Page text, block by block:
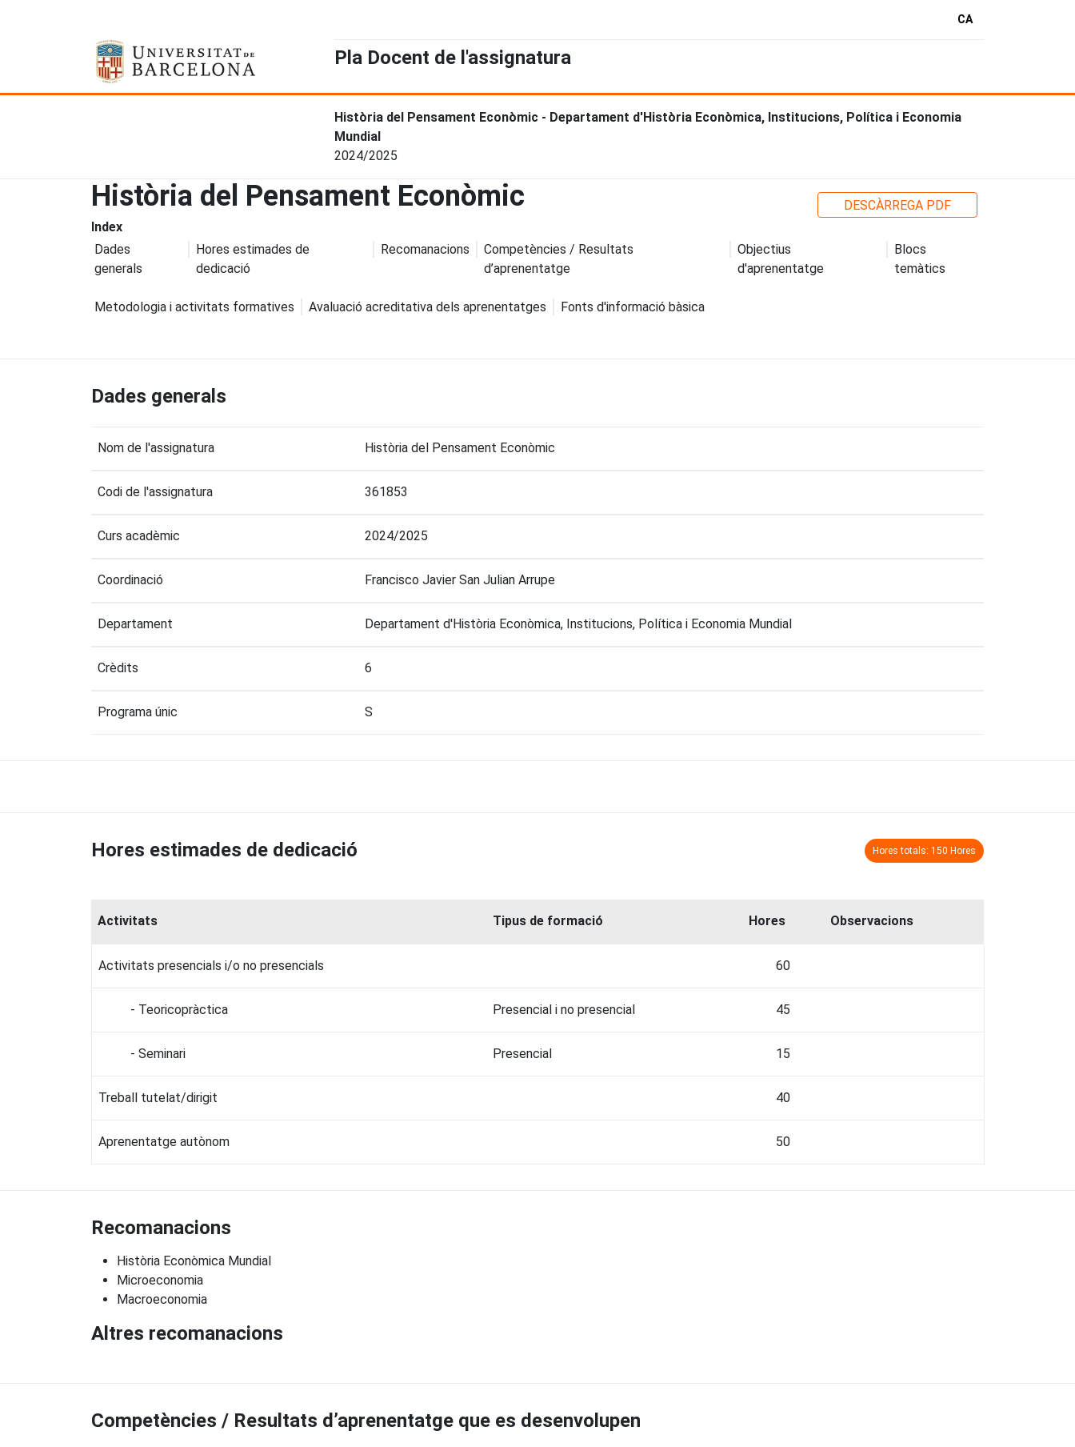
CA
Pla Docent de l'assignatura
Història del Pensament Econòmic - Departament d'Història Econòmica, Institucions, Política i Economia
Mundial
2024/2025
Història del Pensament Econòmic
DESCÀRREGA PDF
Index
Dades
generals
Hores estimades de
dedicació
Recomanacions
Competències / Resultats
d’aprenentatge
Objectius
d'aprenentatge
Blocs
temàtics
Metodologia i activitats formatives Avaluació acreditativa dels aprenentatges Fonts d'informació bàsica
Dades generals
Nom de l'assignatura Història del Pensament Econòmic
Codi de l'assignatura 361853
Curs acadèmic 2024/2025
Coordinació Francisco Javier San Julian Arrupe
Departament Departament d'Història Econòmica, Institucions, Política i Economia Mundial
Crèdits 6
Programa únic S
Hores estimades de dedicació Hores totals: 150 Hores
Activitats Tipus de formació Hores Observacions
Activitats presencials i/o no presencials 60
- Teoricopràctica Presencial i no presencial 45
- Seminari Presencial 15
Treball tutelat/dirigit 40
Aprenentatge autònom 50
Recomanacions
Història Econòmica Mundial
Microeconomia
Macroeconomia
Altres recomanacions
Competències / Resultats d’aprenentatge que es desenvolupen